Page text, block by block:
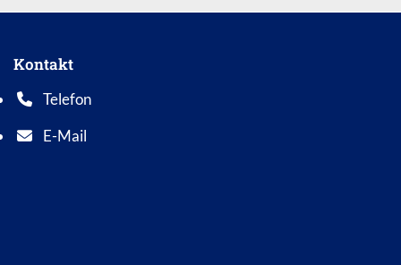
Kontakt
Telefon
Telefonnummer: 0 5 6 2 1 7 0 1 0
E-Mail
E-Mail Adresse: info@bad-wildungen.de